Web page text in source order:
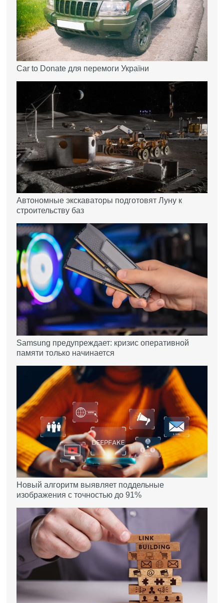
Car to Donate для перемоги України
Автономные экскаваторы подготовят Луну к
строительству баз
Samsung предупреждает: кризис оперативной
памяти только начинается
Новый алгоритм выявляет поддельные
изображения с точностью до 91%